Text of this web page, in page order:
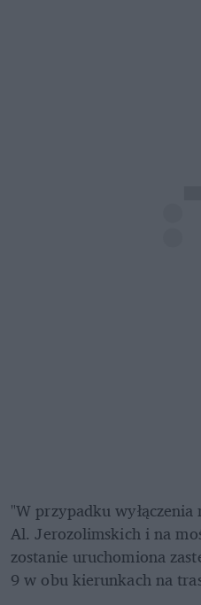
"W przypadku
Al. Jerozolimskich i na
zostanie uruchomiona
9 w obu kierunkach na